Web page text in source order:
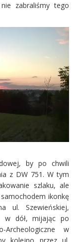
zabraliśmy tego
by po chwili
z DW 751. W tym
szlaku, ale
ikonkę
ul. Szewieńskiej,
w dół, mijając po
w